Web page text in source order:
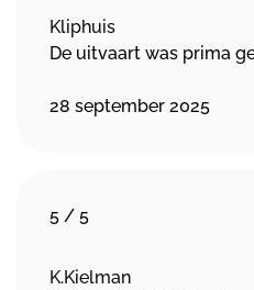
Kliphuis
De uitvaart was prima
28 september 2025
5 / 5
K.Kielman